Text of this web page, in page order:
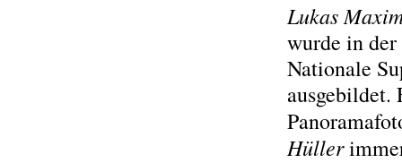
Lukas
wurde in
Nationale
Hüller